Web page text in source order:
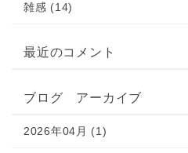
雑感 (14)
最近のコメント
ブログ アーカイブ
2026年04月 (1)